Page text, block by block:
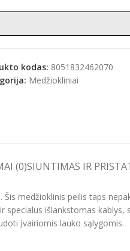
kodas: 8051832462070
Medžiokliniai
(0)SIUNTIMAS IR
medžioklinis peilis taps
išlankstomas
įvairiomis lauko sąlygomis.